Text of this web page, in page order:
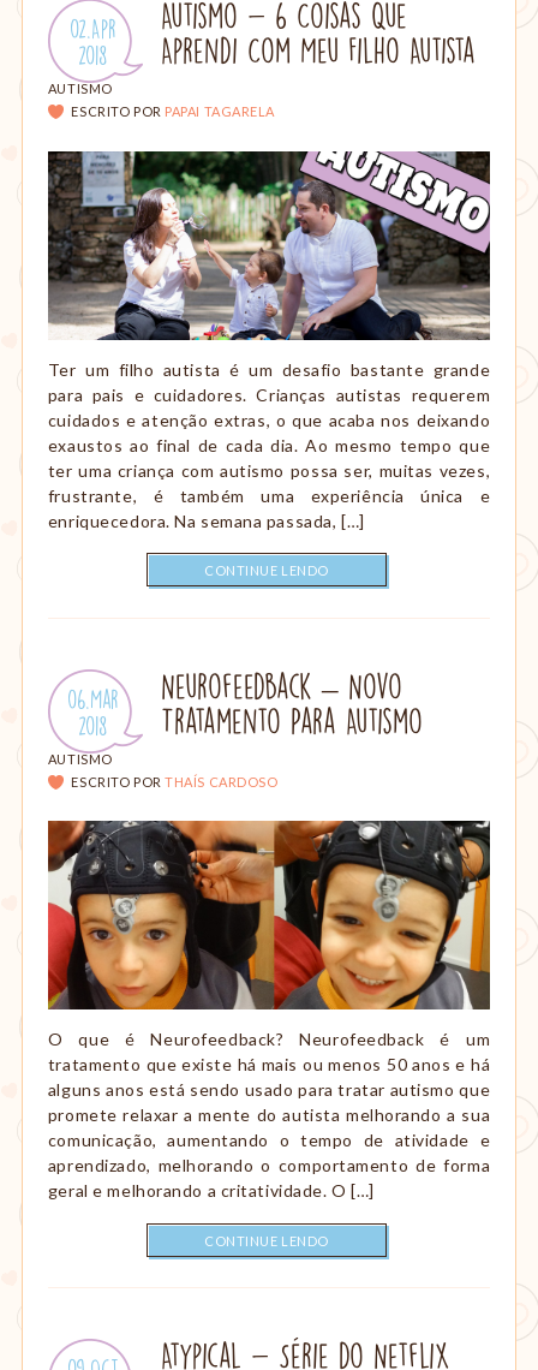
Publicado
em:
02.Apr
.
2018
Autismo - 6 Coisas Que
Aprendi Com Meu Filho Autista
CATEGORIAS:
AUTISMO
ESCRITO POR PAPAI TAGARELA
Ter um filho autista é um desafio bastante grande
para pais e cuidadores. Crianças autistas requerem
cuidados e atenção extras, o que acaba nos deixando
exaustos ao final de cada dia. Ao mesmo tempo que
ter uma criança com autismo possa ser, muitas vezes,
frustrante, é também uma experiência única e
enriquecedora. Na semana passada, […]
CONTINUE LENDO
Publicado
em:
06.Mar
.
2018
Neurofeedback – Novo
Tratamento Para Autismo
CATEGORIAS:
AUTISMO
ESCRITO POR THAÍS CARDOSO
O que é Neurofeedback? Neurofeedback é um
tratamento que existe há mais ou menos 50 anos e há
alguns anos está sendo usado para tratar autismo que
promete relaxar a mente do autista melhorando a sua
comunicação, aumentando o tempo de atividade e
aprendizado, melhorando o comportamento de forma
geral e melhorando a critatividade. O […]
CONTINUE LENDO
Atypical - Série do Netflix